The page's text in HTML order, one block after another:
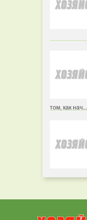
том, как нач...